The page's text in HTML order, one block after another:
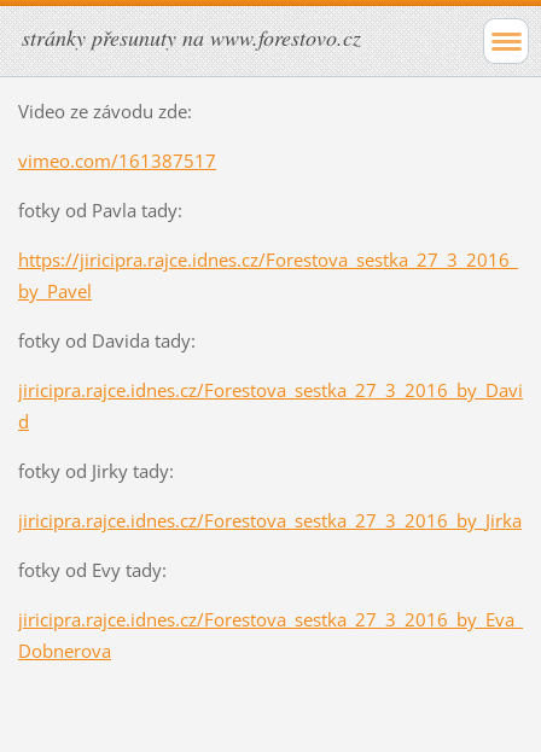
stránky přesunuty na www.forestovo.cz
Video ze závodu zde:
vimeo.com/161387517
fotky od Pavla tady:
https://jiricipra.rajce.idnes.cz/Forestova_sestka_27_3_2016_
by_Pavel
fotky od Davida tady:
jiricipra.rajce.idnes.cz/Forestova_sestka_27_3_2016_by_Davi
d
fotky od Jirky tady:
jiricipra.rajce.idnes.cz/Forestova_sestka_27_3_2016_by_Jirka
fotky od Evy tady:
jiricipra.rajce.idnes.cz/Forestova_sestka_27_3_2016_by_Eva_
Dobnerova